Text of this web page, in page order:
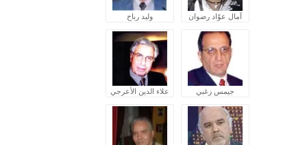
آمال عوّاد رضوان وليد رباح
جيمس زغبي علاء الدين الأعرجي